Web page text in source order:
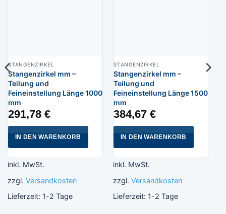
STANGENZIRKEL
Stangenzirkel mm –
Teilung und
Feineinstellung Länge 1000
mm
291,78 €
IN DEN WARENKORB
inkl. MwSt.
zzgl. Versandkosten
Lieferzeit: 1-2 Tage
STANGENZIRKEL
Stangenzirkel mm –
Teilung und
Feineinstellung Länge 1500
mm
384,67 €
IN DEN WARENKORB
inkl. MwSt.
zzgl. Versandkosten
Lieferzeit: 1-2 Tage